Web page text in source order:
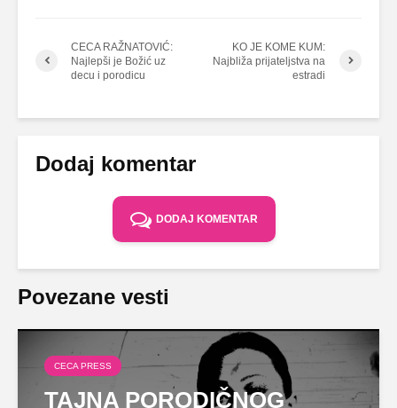
CECA RAŽNATOVIĆ:
Najlepši je Božić uz
decu i porodicu
KO JE KOME KUM:
Najbliža prijateljstva na
estradi
Dodaj komentar
DODAJ KOMENTAR
Povezane vesti
CECA PRESS
TAJNA PORODIČNOG